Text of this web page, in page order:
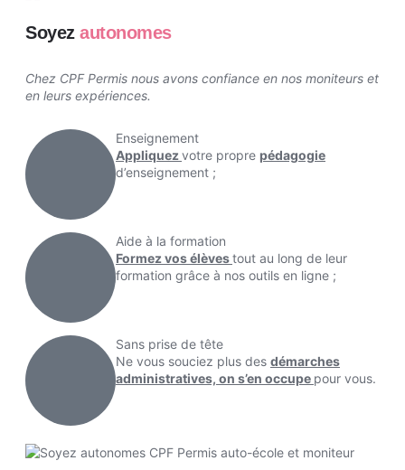
Soyez autonomes
Chez CPF Permis nous avons confiance en nos moniteurs et
en leurs expériences.
Enseignement
Appliquez votre propre pédagogie
d’enseignement ;
Aide à la formation
Formez vos élèvestout au long de leur
formation grâce à nos outils en ligne ;
Sans prise de tête
Ne vous souciez plus des démarches
administratives, on s’en occupe pour vous.